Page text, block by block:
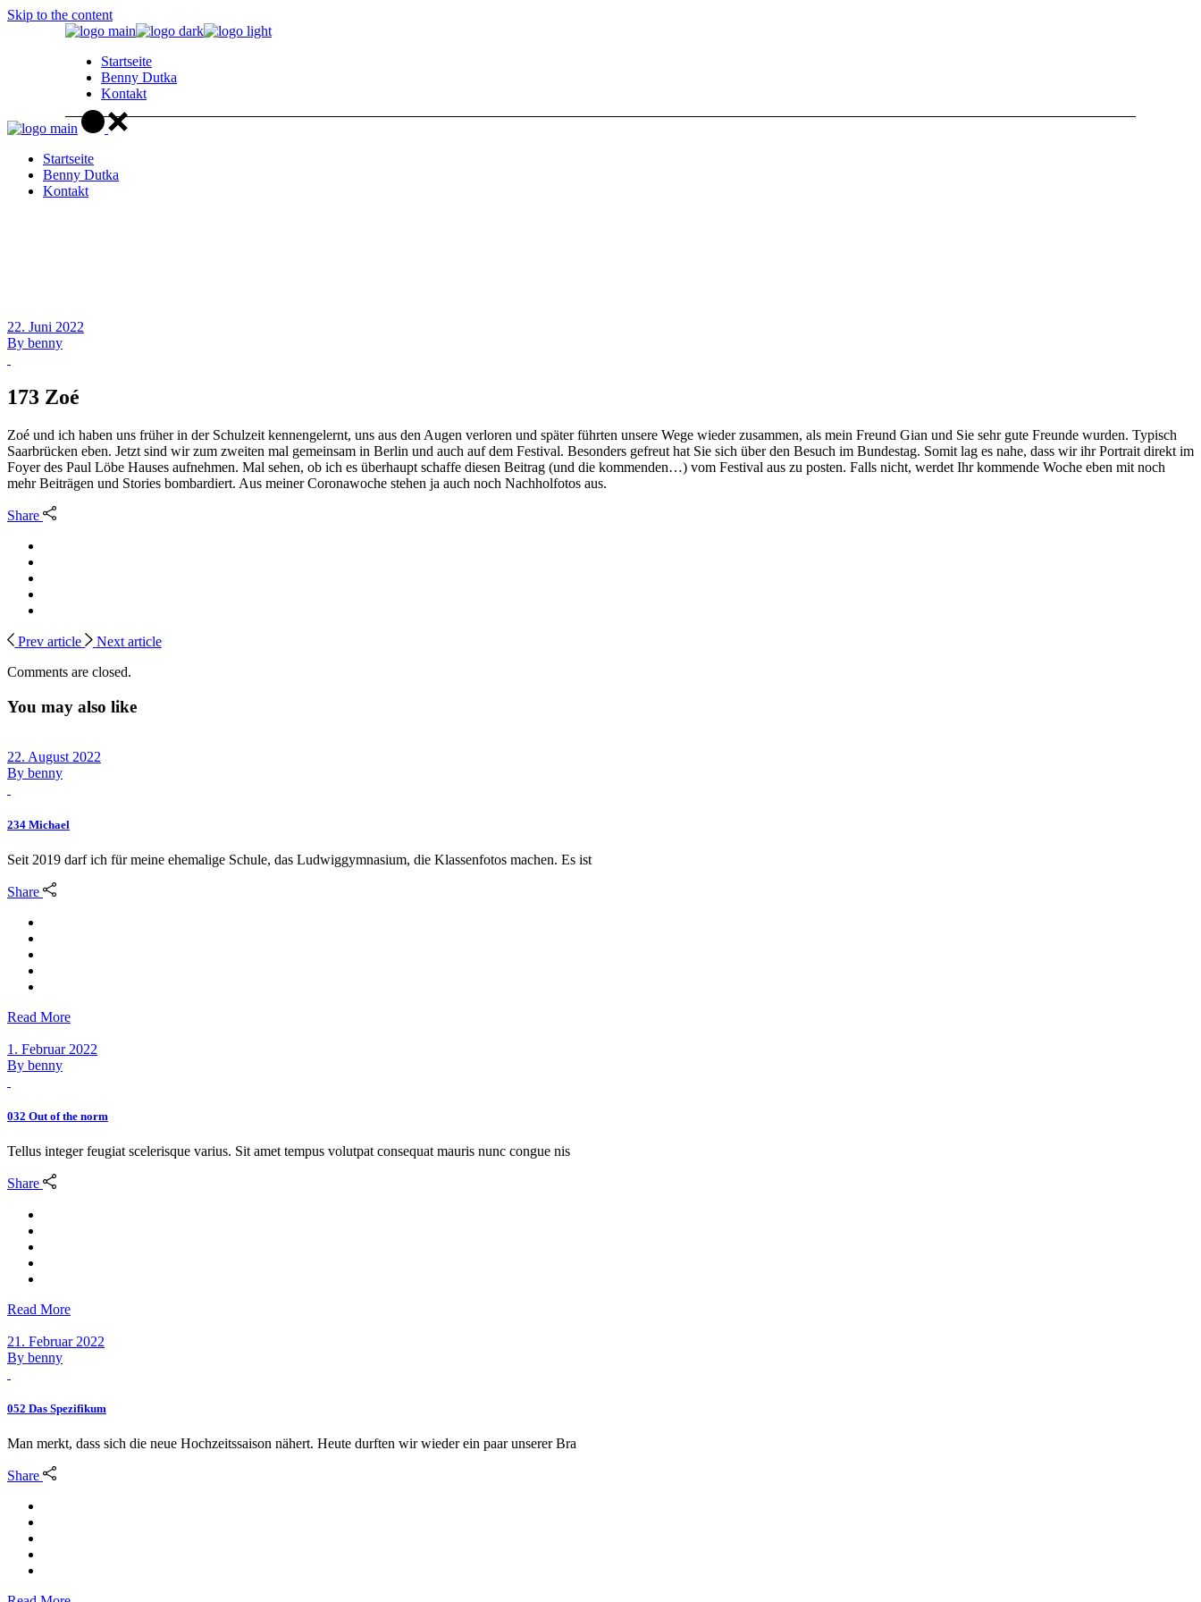
Skip to the content
Startseite
Benny Dutka
Kontakt
Startseite
Benny Dutka
Kontakt
22. Juni 2022
By benny
173 Zoé
Zoé und ich haben uns früher in der Schulzeit kennengelernt, uns aus den Augen verloren und später führten unsere Wege wieder zusammen, als mein Freund Gian und Sie sehr gute Freunde wurden. Typisch
Saarbrücken eben. Jetzt sind wir zum zweiten mal gemeinsam in Berlin und auch auf dem Festival. Besonders gefreut hat Sie sich über den Besuch im Bundestag. Somit lag es nahe, dass wir ihr Portrait direkt im
Foyer des Paul Löbe Hauses aufnehmen. Mal sehen, ob ich es überhaupt schaffe diesen Beitrag (und die kommenden…) vom Festival aus zu posten. Falls nicht, werdet Ihr kommende Woche eben mit noch
mehr Beiträgen und Stories bombardiert. Aus meiner Coronawoche stehen ja auch noch Nachholfotos aus.
Share
Prev article
Next article
Comments are closed.
You may also like
22. August 2022
By benny
234 Michael
Seit 2019 darf ich für meine ehemalige Schule, das Ludwiggymnasium, die Klassenfotos machen. Es ist
Share
Read More
1. Februar 2022
By benny
032 Out of the norm
Tellus integer feugiat scelerisque varius. Sit amet tempus volutpat consequat mauris nunc congue nis
Share
Read More
21. Februar 2022
By benny
052 Das Spezifikum
Man merkt, dass sich die neue Hochzeitssaison nähert. Heute durften wir wieder ein paar unserer Bra
Share